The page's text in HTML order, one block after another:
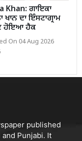
Khan: ਗਾਇਕਾ
ਖਾਨ ਦਾ ਇੰਸਟਾਗ੍ਰਾਮ
ਹੋਇਆ ਹੈਕ
On 04 Aug 2026
published
Punjabi. It